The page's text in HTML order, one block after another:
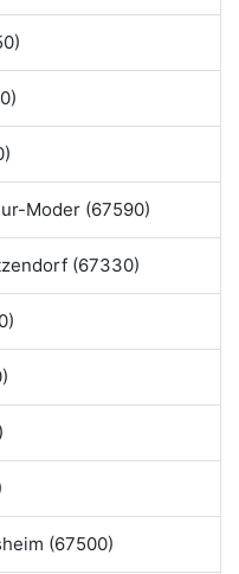
Moder (67590)
(67330)
(67500)